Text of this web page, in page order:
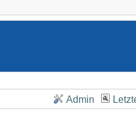
Admin